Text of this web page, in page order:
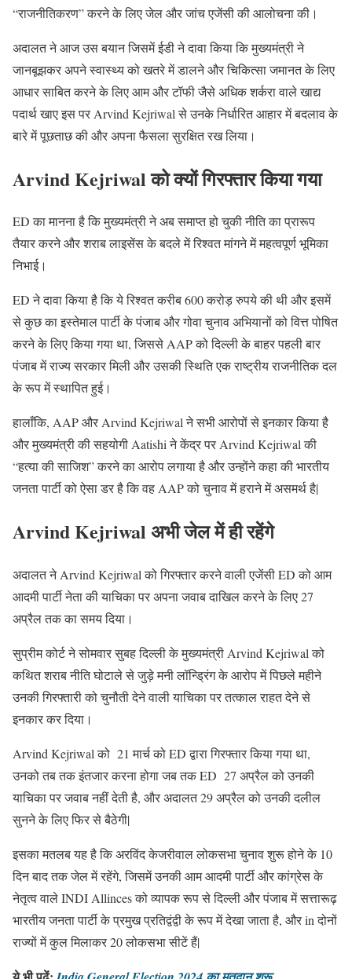
“राजनीतिकरण” करने के लिए जेल और जांच एजेंसी की आलोचना की।
अदालत ने आज उस बयान जिसमें ईडी ने दावा किया कि मुख्यमंत्री ने
जानबूझकर अपने स्वास्थ्य को खतरे में डालने और चिकित्सा जमानत के लिए
आधार साबित करने के लिए आम और टॉफी जैसे अधिक शर्करा वाले खाद्य
पदार्थ खाए इस पर Arvind Kejriwal से उनके निर्धारित आहार में बदलाव के
बारे में पूछताछ की और अपना फैसला सुरक्षित रख लिया।
Arvind Kejriwalको क्यों गिरफ्तार किया गया
ED का मानना ​​है कि मुख्यमंत्री ने अब समाप्त हो चुकी नीति का प्रारूप
तैयार करने और शराब लाइसेंस के बदले में रिश्वत मांगने में महत्वपूर्ण भूमिका
निभाई।
ED ने दावा किया है कि ये रिश्वत करीब 600 करोड़ रुपये की थी और इसमें
से कुछ का इस्तेमाल पार्टी के पंजाब और गोवा चुनाव अभियानों को वित्त पोषित
करने के लिए किया गया था, जिससे AAP को दिल्ली के बाहर पहली बार
पंजाब में राज्य सरकार मिली और उसकी स्थिति एक राष्ट्रीय राजनीतिक दल
के रूप में स्थापित हुई।
हालाँकि, AAP और Arvind Kejriwal ने सभी आरोपों से इनकार किया है
और मुख्यमंत्री की सहयोगी Aatishi ने केंद्र पर Arvind Kejriwal की
“हत्या की साजिश” करने का आरोप लगाया है और उन्होंने कहा की भारतीय
जनता पार्टी को ऐसा डर है कि वह AAP को चुनाव में हराने में असमर्थ है|
Arvind Kejriwal अभी जेल में ही रहेंगे
अदालत ने Arvind Kejriwal को गिरफ्तार करने वाली एजेंसी ED को आम
आदमी पार्टी नेता की याचिका पर अपना जवाब दाखिल करने के लिए 27
अप्रैल तक का समय दिया।
सुप्रीम कोर्ट ने सोमवार सुबह दिल्ली के मुख्यमंत्री Arvind Kejriwal को
कथित शराब नीति घोटाले से जुड़े मनी लॉन्ड्रिंग के आरोप में पिछले महीने
उनकी गिरफ्तारी को चुनौती देने वाली याचिका पर तत्काल राहत देने से
इनकार कर दिया।
Arvind Kejriwal को 21 मार्च को ED द्वारा गिरफ्तार किया गया था,
उनको तब तक इंतजार करना होगा जब तक ED 27 अप्रैल को उनकी
याचिका पर जवाब नहीं देती है, और अदालत 29 अप्रैल को उनकी दलील
सुनने के लिए फिर से बैठेगी|
इसका मतलब यह है कि अरविंद केजरीवाल लोकसभा चुनाव शुरू होने के 10
दिन बाद तक जेल में रहेंगे, जिसमें उनकी आम आदमी पार्टी और कांग्रेस के
नेतृत्व वाले INDI Allinces को व्यापक रूप से दिल्ली और पंजाब में सत्तारूढ़
भारतीय जनता पार्टी के प्रमुख प्रतिद्वंद्वी के रूप में देखा जाता है, और in दोनों
राज्यों में कुल मिलाकर 20 लोकसभा सीटें हैं|